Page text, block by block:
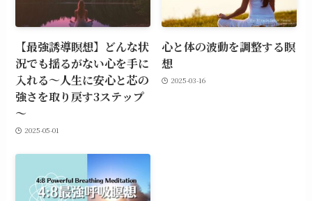
【最強誘導瞑想】どんな状
況でも揺るがない心を手に
入れる～人生に安心と芯の
強さを取り戻す3ステップ
～
2025-05-01
心と体の波動を調整する瞑
想
2025-03-16